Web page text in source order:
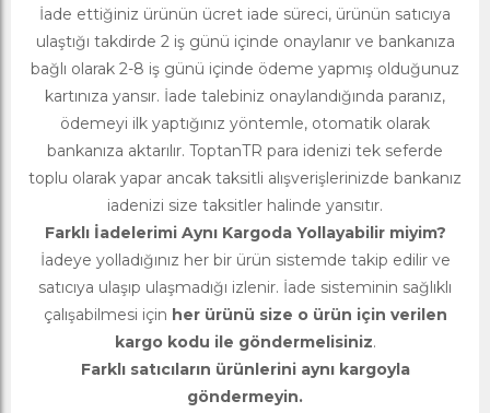
İade ettiğiniz ürünün ücret iade süreci, ürünün satıcıya
ulaştığı takdirde 2 iş günü içinde onaylanır ve bankanıza
bağlı olarak 2-8 iş günü içinde ödeme yapmış olduğunuz
kartınıza yansır. İade talebiniz onaylandığında paranız,
ödemeyi ilk yaptığınız yöntemle, otomatik olarak
bankanıza aktarılır. ToptanTR para idenizi tek seferde
toplu olarak yapar ancak taksitli alışverişlerinizde bankanız
iadenizi size taksitler halinde yansıtır.
Farklı İadelerimi Aynı Kargoda Yollayabilir miyim?
İadeye yolladığınız her bir ürün sistemde takip edilir ve
satıcıya ulaşıp ulaşmadığı izlenir. İade sisteminin sağlıklı
çalışabilmesi için her ürünü size o ürün için verilen
kargo kodu ile göndermelisiniz.
Farklı satıcıların ürünlerini aynı kargoyla
göndermeyin.